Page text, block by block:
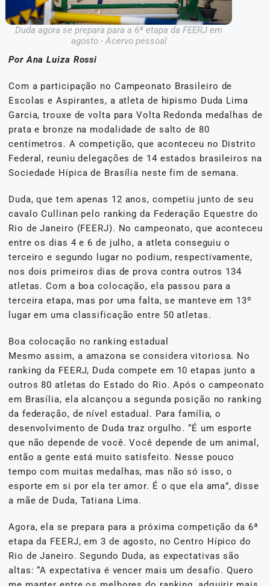
Duda agora se prepara para a 6ª etapa da FEERJ em
agosto - Acervo pessoal
Por Ana Luiza Rossi
Com a participação no Campeonato Brasileiro de
Escolas e Aspirantes, a atleta de hipismo Duda Lima
Garcia, trouxe de volta para Volta Redonda medalhas de
prata e bronze na modalidade de salto de 80
centímetros. A competição, que aconteceu no Distrito
Federal, reuniu delegações de 14 estados brasileiros na
Sociedade Hípica de Brasília neste fim de semana.
Duda, que tem apenas 12 anos, competiu junto de seu
cavalo Cullinan pelo ranking da Federação Equestre do
Rio de Janeiro (FEERJ). No campeonato, que aconteceu
entre os dias 4 e 6 de julho, a atleta conseguiu o
terceiro e segundo lugar no podium, respectivamente,
nos dois primeiros dias de prova contra outros 134
atletas. Com a boa colocação, ela passou para a
terceira etapa, mas por uma falta, se manteve em 13º
lugar em uma classificação entre 50 atletas.
Boa colocação no ranking estadual
Mesmo assim, a amazona se considera vitoriosa. No
ranking da FEERJ, Duda compete em 10 etapas junto a
outros 80 atletas do Estado do Rio. Após o campeonato
em Brasília, ela alcançou a segunda posição no ranking
da federação, de nível estadual. Para família, o
desenvolvimento de Duda traz orgulho. “É um esporte
que não depende de você. Você depende de um animal,
então a gente está muito satisfeito. Nesse pouco
tempo com muitas medalhas, mas não só isso, o
esporte em si por ela ter amor. É o que ela ama”, disse
a mãe de Duda, Tatiana Lima.
Agora, ela se prepara para a próxima competição da 6ª
etapa da FEERJ, em 3 de agosto, no Centro Hípico do
Rio de Janeiro. Segundo Duda, as expectativas são
altas: “A expectativa é vencer mais um desafio. Quero